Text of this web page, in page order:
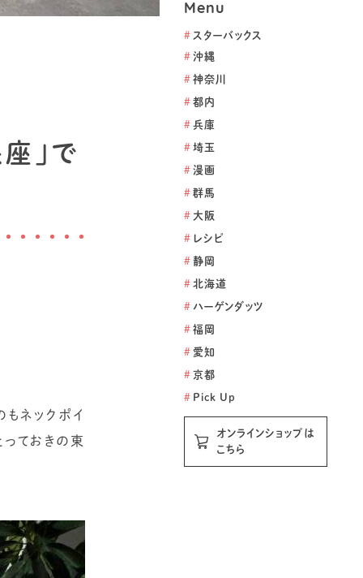
Menu
# スターバックス
# 沖縄
# 神奈川
# 都内
# 兵庫
# 埼玉
# 漫画
# 群馬
# 大阪
# レシピ
# 静岡
# 北海道
# ハーゲンダッツ
# 福岡
# 愛知
# 京都
# Pick Up
オンラインショップは
こちら
」で
ネックポイ
ておきの東